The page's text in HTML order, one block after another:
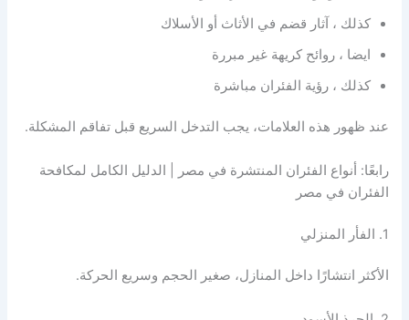
كذلك ، آثار قضم في الأثاث أو الأسلاك
ايضا ، روائح كريهة غير مبررة
كذلك ، رؤية الفئران مباشرة
عند ظهور هذه العلامات، يجب التدخل السريع قبل تفاقم المشكلة.
رابعًا: أنواع الفئران المنتشرة في مصر | الدليل الكامل لمكافحة
الفئران في مصر
1. الفأر المنزلي
الأكثر انتشارًا داخل المنازل، صغير الحجم وسريع الحركة.